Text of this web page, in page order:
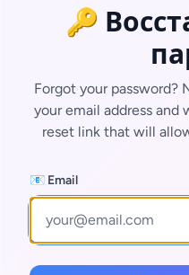
🔑
Forgot your password?
your email address and
reset link that will
📧 Email